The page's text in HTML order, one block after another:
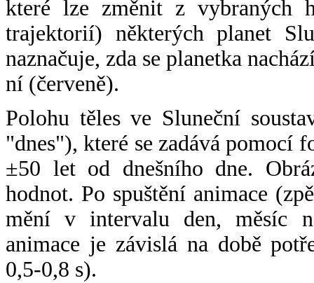
které lze změnit z vybraných
trajektorií) některých planet
naznačuje, zda se planetka
ní (červeně).
Polohu těles ve Sluneční
"dnes"), které se zadává pomocí
±50 let od dnešního dne.
hodnot. Po spuštění animace
mění v intervalu den, měsíc
animace je závislá na době
0,5-0,8 s).